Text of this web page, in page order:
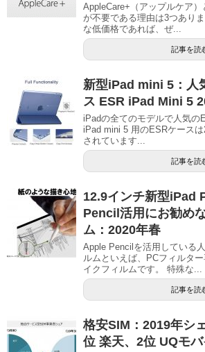
AppleCare+（アップルケア
が不要である理由は3つあり
な低価格であれば、ぜ...
記事を読
新型iPad mini 5：人
ス ESR iPad Mini 5
iPadの全てのモデルで人気の
iPad mini 5 用のESRケース
されています...
記事を読
12.9インチ新型iPad
Pencil活用にお勧め
ム：2020年春
Apple Pencilを活用している
ルムといえば、PCフィルタ
イクフィルムです。 特殊な...
記事を読
格安SIM：2019年シ
位 楽天、2位 UQモ